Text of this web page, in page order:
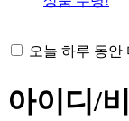
오늘 하루 동안
아이디/